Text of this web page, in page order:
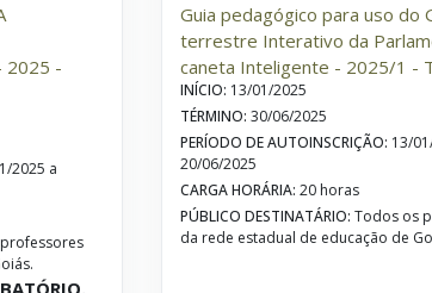
2025 -
2025 a
Guia pedagógico para uso do
terrestre Interativo da
caneta Inteligente - 2025/1 -
INÍCIO: 13/01/2025
TÉRMINO: 30/06/2025
PERÍODO DE AUTOINSCRIÇÃO: 13/
20/06/2025
CARGA HORÁRIA: 20 horas
PÚBLICO DESTINATÁRIO: Todos os
da rede estadual de educação de